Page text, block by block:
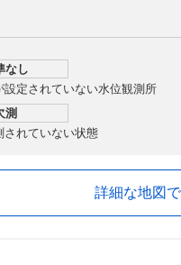
なし
設定されていない水位観測所
測
されていない状態
詳細な地図